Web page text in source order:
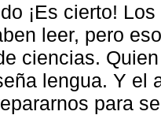
¡Es cierto!
leer, pero
ciencias.
lengua. Y el
para